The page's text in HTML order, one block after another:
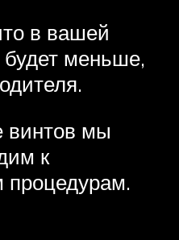
в вашей
меньше,
винтов мы
к
процедурам.